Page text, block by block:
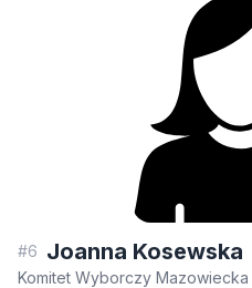
#6 Joanna Kosewska
Komitet Wyborczy